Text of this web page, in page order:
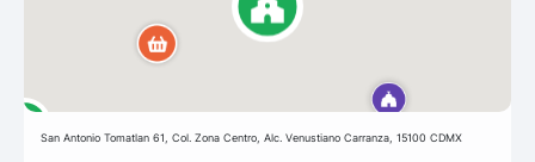
San Antonio Tomatlan 61, Col. Zona Centro, Alc. Venustiano Carranza, 15100 CDMX